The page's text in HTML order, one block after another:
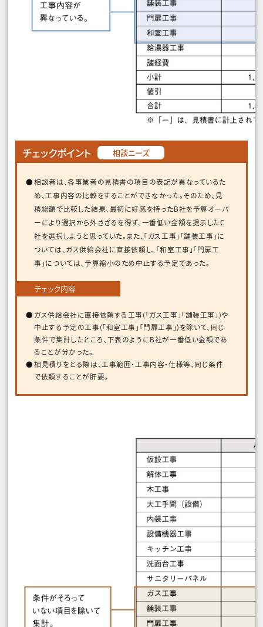
チェックポイント 相談ニーズ
相談者は、各事業者の見積書の項目の表記が異なっているた
め、工事内容の比較をすることができなかった。そのため、見
積総額で比較した結果、最初に好感を持ったB社を予算オーバ
ーにより選択から外さざるを得ず、一番低い金額を提示したC
社を選択しようと思っていた。また、「ガス工事」「舗装工事」に
ついては、ガス供給会社に直接依頼し、「和室工事」「門扉工
事」については、予算縮小のため中止する予定であった。
チェック内容
ガス供給会社に直接依頼する工事(「ガス工事」「舗装工事」)や
中止する予定の工事(「和室工事」「門扉工事」)を除いて、同じ
条件で集計したところ、下表のようにB社が一番低い金額であ
ることが分かった。
相見積りをとる際は、工事範囲・工事内容・仕様等、同じ条件
で依頼することが肝要。